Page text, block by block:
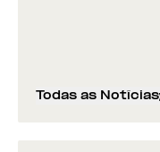
Todas as Notícias